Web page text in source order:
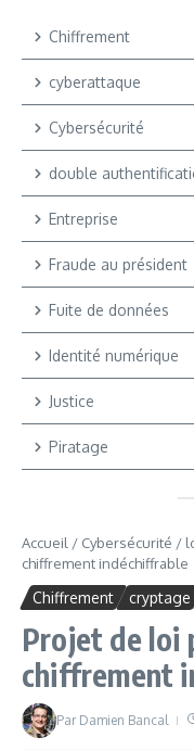
Chiffrement
cyberattaque
Cybersécurité
double
Entreprise
Fraude au président
Fuite de données
Identité numérique
Justice
Piratage
Accueil / Cybersécurité /
chiffrement indéchiffrable
Chiffrement cryptage
Projet de loi
chiffrement
Par Damien Bancal